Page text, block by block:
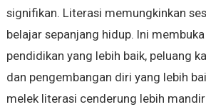
signifikan. Literasi memungkinkan
belajar sepanjang hidup. Ini
pendidikan yang lebih baik, peluang
dan pengembangan diri yang lebih
melek literasi cenderung lebih